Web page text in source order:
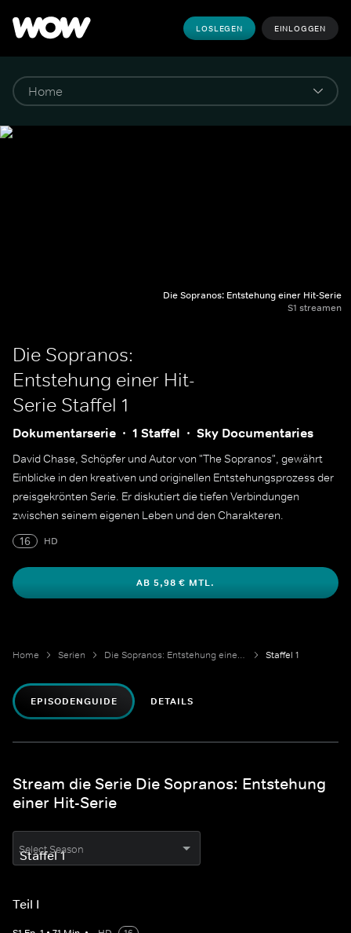
LOSLEGEN EINLOGGEN
Die Sopranos: Entstehung einer Hit-Serie
S1 streamen
Die Sopranos:
Entstehung einer Hit-
Serie Staffel 1
Dokumentarserie 1 Staffel Sky Documentaries
David Chase, Schöpfer und Autor von "The Sopranos", gewährt
Einblicke in den kreativen und originellen Entstehungsprozess der
preisgekrönten Serie. Er diskutiert die tiefen Verbindungen
zwischen seinem eigenen Leben und den Charakteren.
16
HD
AB 5,98 € MTL.
Home Serien Die Sopranos: Entstehung einer Hit-Serie Staffel 1
EPISODENGUIDE DETAILS
Stream die Serie Die Sopranos: Entstehung
einer Hit-Serie
Select Season
Teil I